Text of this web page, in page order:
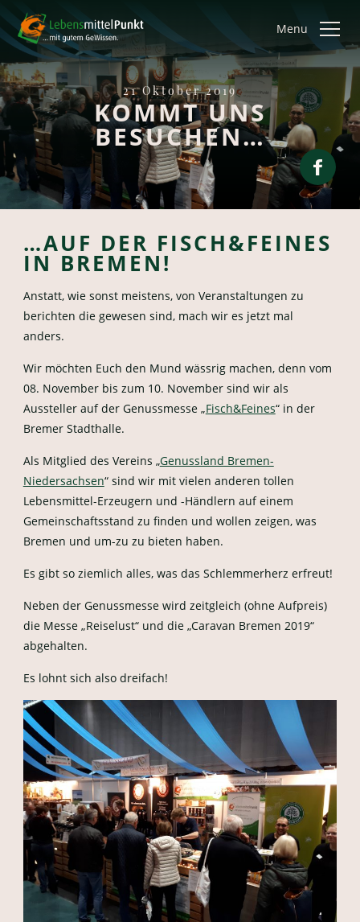
Menu
21 Oktober 2019
KOMMT UNS
BESUCHEN…
…AUF DER FISCH&FEINES
IN BREMEN!
Anstatt, wie sonst meistens, von Veranstaltungen zu
berichten die gewesen sind, mach wir es jetzt mal
anders.
Wir möchten Euch den Mund wässrig machen, denn vom
08. November bis zum 10. November sind wir als
Aussteller auf der Genussmesse „Fisch&Feines“ in der
Bremer Stadthalle.
Als Mitglied des Vereins „Genussland Bremen-
Niedersachsen“ sind wir mit vielen anderen tollen
Lebensmittel-Erzeugern und -Händlern auf einem
Gemeinschaftsstand zu finden und wollen zeigen, was
Bremen und um-zu zu bieten haben.
Es gibt so ziemlich alles, was das Schlemmerherz erfreut!
Neben der Genussmesse wird zeitgleich (ohne Aufpreis)
die Messe „Reiselust“ und die „Caravan Bremen 2019“
abgehalten.
Es lohnt sich also dreifach!